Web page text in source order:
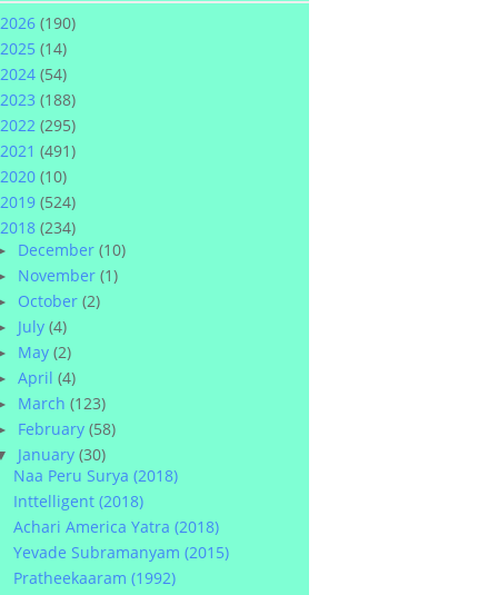
2026 (190)
2025 (14)
2024 (54)
2023 (188)
2022 (295)
2021 (491)
2020 (10)
2019 (524)
2018 (234)
December(10)
November(1)
October(2)
July(4)
May(2)
April(4)
March(123)
February(58)
January(30)
Naa Peru Surya (2018)
Inttelligent (2018)
Achari America Yatra (2018)
Yevade Subramanyam (2015)
Pratheekaaram (1992)